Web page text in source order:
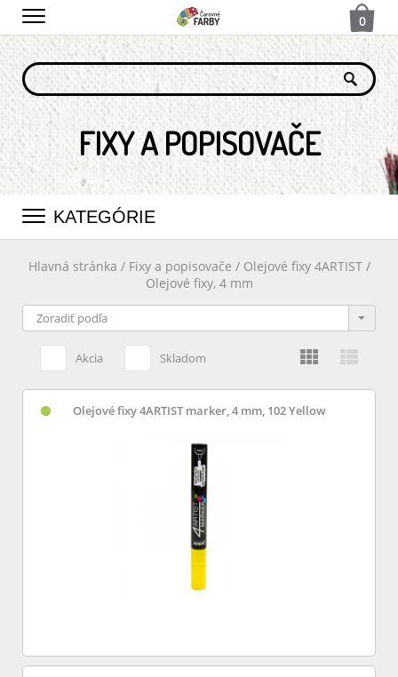
0
FIXY A POPISOVAČE
KATEGÓRIE
Hlavná stránka / Fixy a popisovače / Olejové fixy 4ARTIST/
Olejové fixy, 4 mm
Akcia Skladom
Olejové fixy 4ARTIST marker, 4 mm, 102 Yellow